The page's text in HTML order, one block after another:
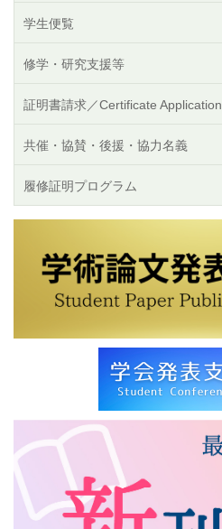
学生便覧
修学・研究支援等
証明書請求／Certificate Application
共催・協賛・後援・協力名義
履修証明プログラム